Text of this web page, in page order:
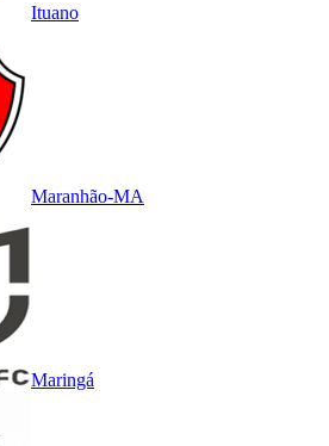
Ituano
Maranhão-MA
Maringá